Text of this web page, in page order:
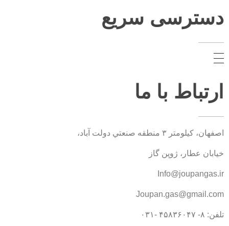
دسترسی سریع
ارتباط با ما
اصفهان، کيلومتر ۳ منطقه صنعتي دولت آباد،
خیابان عطار، ژوپن گاز
Info@joupangas.ir
Joupan.gas@gmail.com
تلفن: ۸- ۴۵۸۳۶۰۴۷ -۰۳۱